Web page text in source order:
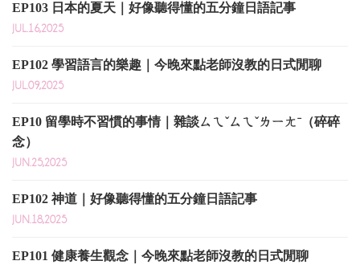
EP103 日本的夏天｜好像聽得懂的五分鐘日語記事
JUL.16,2025
EP102 學習語言的樂趣｜今晚來點老師沒教的日式閒聊
JUL.09,2025
EP10 留學時不習慣的事情｜雜談ㄙㄟˇㄙㄟˇㄌㄧㄤˉ（碎碎
念）
JUN.25,2025
EP102 神道｜好像聽得懂的五分鐘日語記事
JUN.18,2025
EP101 健康養生觀念｜今晚來點老師沒教的日式閒聊